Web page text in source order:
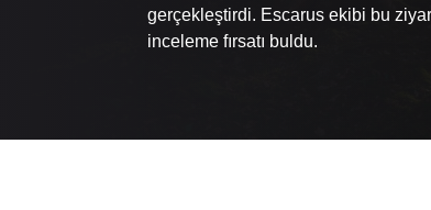
gerçekleştirdi. Escarus ekibi bu
inceleme fırsatı buldu.